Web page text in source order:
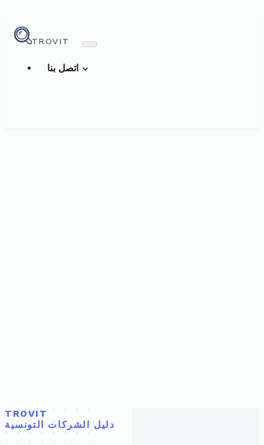
TROVIT
TROVIT
دليل الشركات التونسية